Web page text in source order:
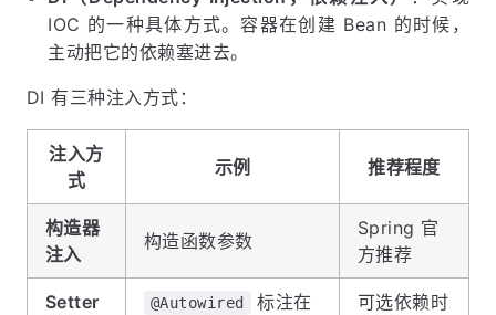
IOC 的一种具体方式。容器在创建 Bean 的时候，
主动把它的依赖塞进去。
DI 有三种注入方式：
注入方
式
示例 推荐程度
构造器
注入
构造函数参数
Spring 官
方推荐
Setter
@Autowired
标注在
可选依赖时